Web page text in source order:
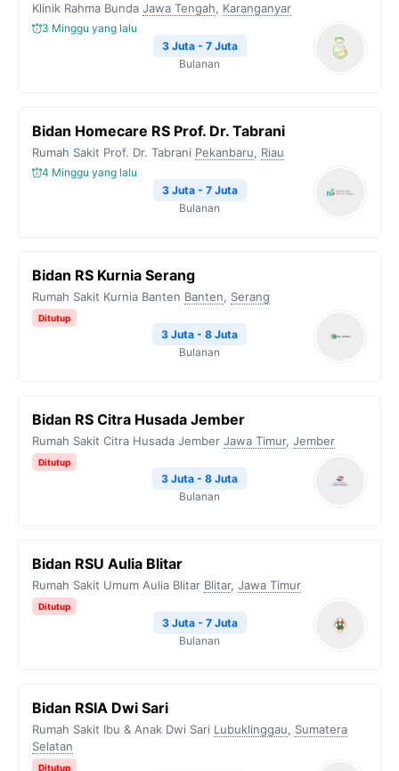
Klinik Rahma Bunda Jawa Tengah, Karanganyar
3 Minggu yang lalu
3 Juta - 7 Juta
Bulanan
Bidan Homecare RS Prof. Dr. Tabrani
Rumah Sakit Prof. Dr. Tabrani Pekanbaru, Riau
4 Minggu yang lalu
3 Juta - 7 Juta
Bulanan
Bidan RS Kurnia Serang
Rumah Sakit Kurnia Banten Banten, Serang
Ditutup
3 Juta - 8 Juta
Bulanan
Bidan RS Citra Husada Jember
Rumah Sakit Citra Husada Jember Jawa Timur, Jember
Ditutup
3 Juta - 8 Juta
Bulanan
Bidan RSU Aulia Blitar
Rumah Sakit Umum Aulia Blitar Blitar, Jawa Timur
Ditutup
3 Juta - 7 Juta
Bulanan
Bidan RSIA Dwi Sari
Rumah Sakit Ibu & Anak Dwi Sari Lubuklinggau, Sumatera
Selatan
Ditutup